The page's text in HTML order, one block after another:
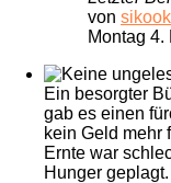
von
Montag 4.
Ein besorgter
gab es einen
kein Geld mehr
Ernte war
Hunger